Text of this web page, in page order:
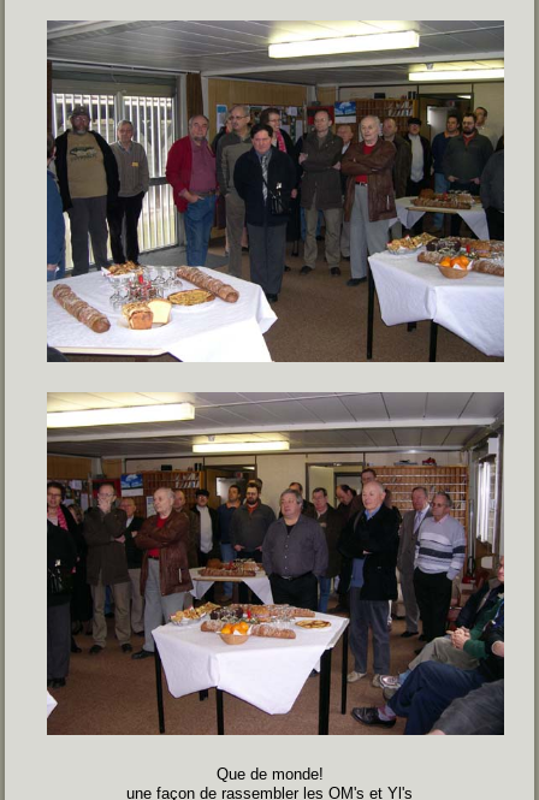
Que de monde!
une façon de rassembler les OM's et Yl's